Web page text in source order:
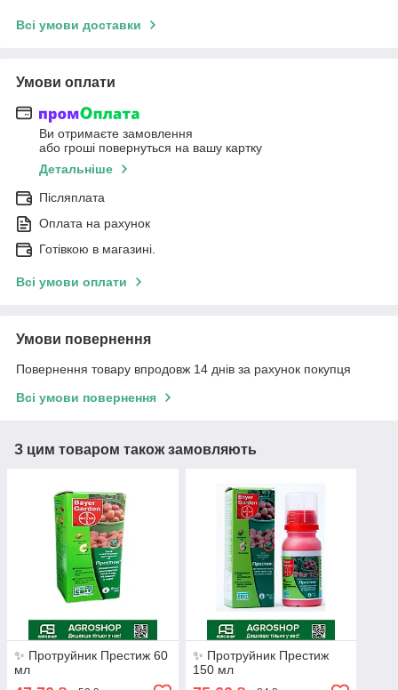
Всі умови доставки
Умови оплати
Ви отримаєте замовлення
або гроші повернуться на вашу картку
Детальніше
Післяплата
Оплата на рахунок
Готівкою в магазині.
Всі умови оплати
Умови повернення
Повернення товару впродовж 14 днів за рахунок покупця
Всі умови повернення
З цим товаром також замовляють
✨ Протруйник Престиж 60
мл
✨ Протруйник Престиж
150 мл